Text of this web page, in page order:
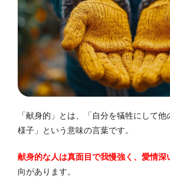
「献身的」とは、「自分を犠牲にして
様子」という意味の言葉です。
献身的な人は真面目で我慢強く、愛情深
向があります。